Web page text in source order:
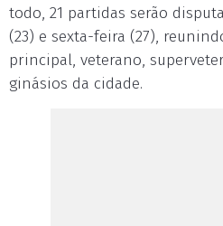
todo, 21 partidas serão
(23) e sexta-feira (27),
principal, veterano,
ginásios da cidade.